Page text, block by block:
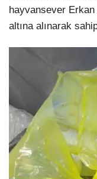
hayvansever Erkan
altına alınarak